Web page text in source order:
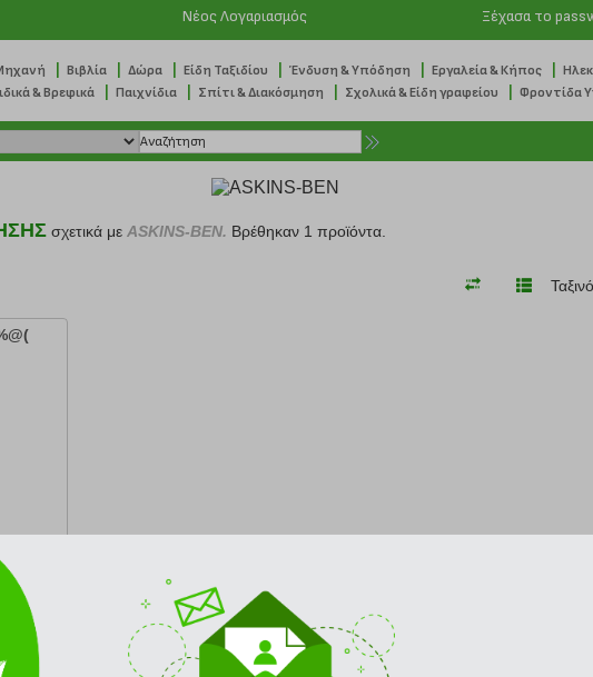
Νέος Λογαριασμός Ξέχασα το
Βιβλία Δώρα Είδη Ταξιδίου Ένδυση & Υπόδηση Εργαλεία & Κήπος
& Βρεφικά Παιχνίδια Σπίτι & Διακόσμηση Σχολικά & Είδη γραφείου Φροντίδα
σχετικά με ASKINS-BEN. Βρέθηκαν 1 προϊόντα.